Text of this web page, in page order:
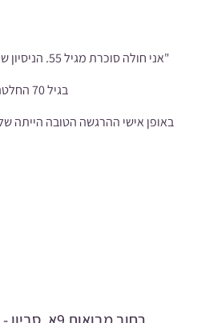
"אני חולה
בגיל 70 החלטתי לנסות את תוסף התזונה הטבעי
באופן אישי ההרגשה הטובה הייתה